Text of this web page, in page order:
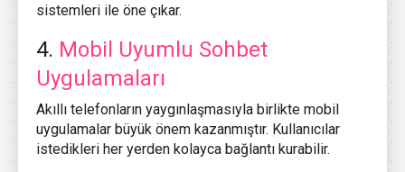
sistemleri ile öne çıkar.
4. Mobil Uyumlu Sohbet
Uygulamaları
Akıllı telefonların yaygınlaşmasıyla birlikte mobil
uygulamalar büyük önem kazanmıştır. Kullanıcılar
istedikleri her yerden kolayca bağlantı kurabilir.